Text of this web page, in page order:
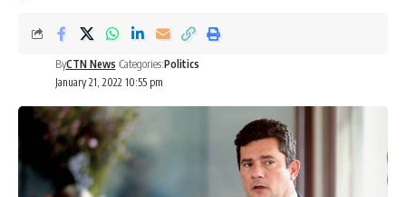
January 21, 2022 10:55 pm
ByCTN News Categories:Politics